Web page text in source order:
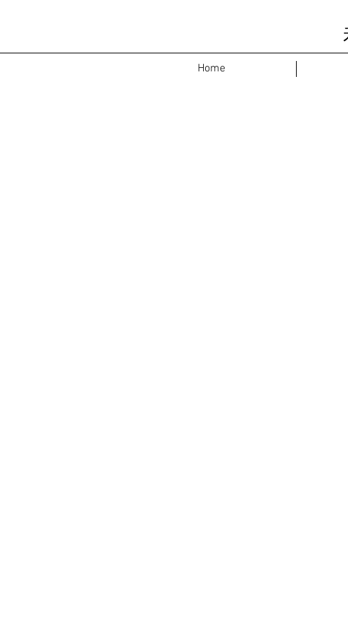
Home
< >